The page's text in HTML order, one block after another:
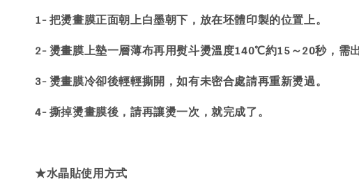
1- 把燙畫膜正面朝上白墨朝下，放在坯體印製的位置上。
2- 燙畫膜上墊一層薄布再用熨斗燙溫度140℃約15～20秒，需
3- 燙畫膜冷卻後輕輕撕開，如有未密合處請再重新燙過。
4- 撕掉燙畫膜後，請再讓燙一次，就完成了。
★水晶貼使用方式